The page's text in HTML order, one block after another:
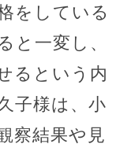
をしている
と一変し、
るという内
子様は、小
察結果や見